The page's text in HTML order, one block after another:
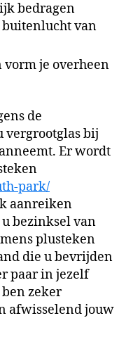
bedragen
buitenlucht van
je overheen
de
vergrootglas bij
Er wordt
park/
aanreiken
bezinksel van
plusteken
die u bevrijden
paar in jezelf
zeker
afwisselend jouw